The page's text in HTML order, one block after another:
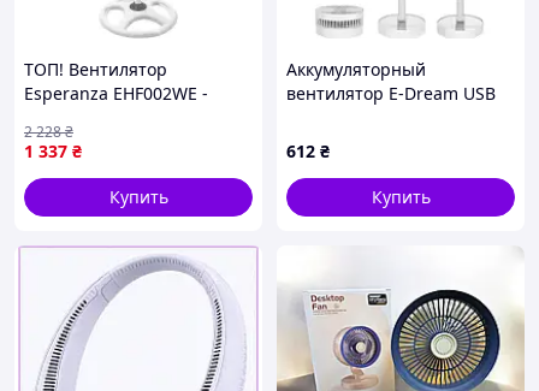
ТОП! Вентилятор
Esperanza EHF002WE -
1 337 ₴
2 228₴
Купить
Аккумуляторный
вентилятор E-Dream USB
портативный настольный
вентилятор с автономной
работой для дома, офиса и
612 ₴
Купить